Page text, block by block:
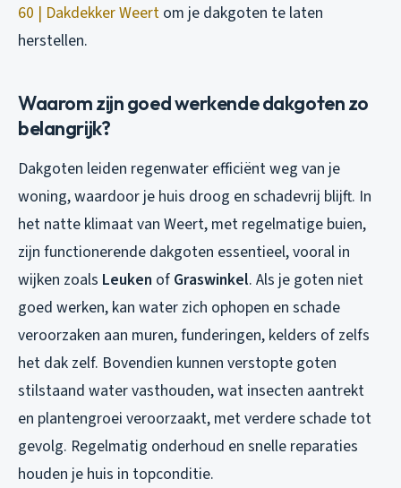
60 | Dakdekker Weert om je dakgoten te laten
herstellen.
Waarom zijn goed werkende dakgoten zo
belangrijk?
Dakgoten leiden regenwater efficiënt weg van je
woning, waardoor je huis droog en schadevrij blijft. In
het natte klimaat van Weert, met regelmatige buien,
zijn functionerende dakgoten essentieel, vooral in
wijken zoals Leuken of Graswinkel. Als je goten niet
goed werken, kan water zich ophopen en schade
veroorzaken aan muren, funderingen, kelders of zelfs
het dak zelf. Bovendien kunnen verstopte goten
stilstaand water vasthouden, wat insecten aantrekt
en plantengroei veroorzaakt, met verdere schade tot
gevolg. Regelmatig onderhoud en snelle reparaties
houden je huis in topconditie.